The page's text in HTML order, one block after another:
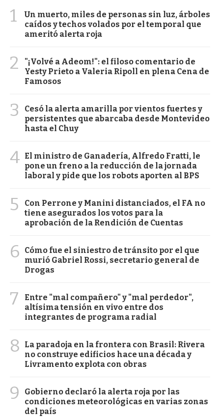
1
Un muerto, miles de personas sin luz, árboles
caídos y techos volados por el temporal que
ameritó alerta roja
2
"¡Volvé a Adeom!": el filoso comentario de
Yesty Prieto a Valeria Ripoll en plena Cena de
Famosos
3
Cesó la alerta amarilla por vientos fuertes y
persistentes que abarcaba desde Montevideo
hasta el Chuy
4 El ministro de Ganadería, Alfredo Fratti, le
pone un freno a la reducción de la jornada
laboral y pide que los robots aporten al BPS
5
Con Perrone y Manini distanciados, el FA no
tiene asegurados los votos para la
aprobación de la Rendición de Cuentas
6
Cómo fue el siniestro de tránsito por el que
murió Gabriel Rossi, secretario general de
Drogas
7
Entre "mal compañero" y "mal perdedor",
altísima tensión en vivo entre dos
integrantes de programa radial
8
La paradoja en la frontera con Brasil: Rivera
no construye edificios hace una década y
Livramento explota con obras
9
Gobierno declaró la alerta roja por las
condiciones meteorológicas en varias zonas
del país